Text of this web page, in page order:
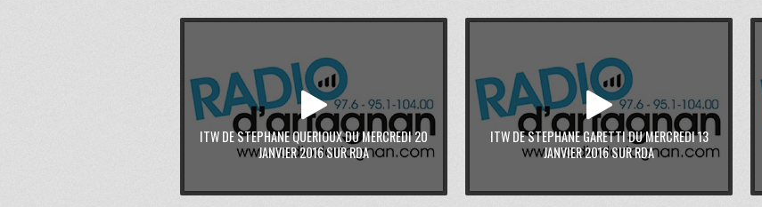
ITW DE STEPHANE QUERIOUX DU MERCREDI 20
JANVIER 2016 SUR RDA
ITW DE STEPHANE GARETTI DU MERCREDI 13
JANVIER 2016 SUR RDA